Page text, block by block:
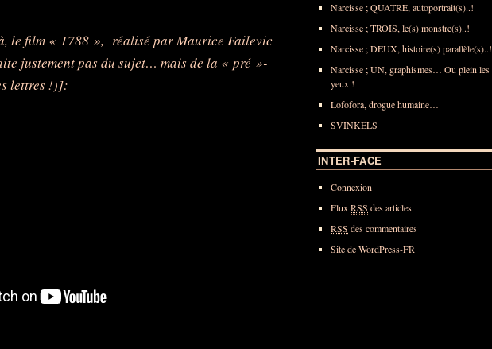
le film « 1788 », réalisé par Maurice Failevic
justement pas du sujet… mais de la « pré »-
lettres !)]:
Narcisse ; QUATRE, autoportrait(s)..!
Narcisse ; TROIS, le(s) monstre(s)..!
Narcisse ; DEUX, histoire(s) parallèle(s)..!
Narcisse ; UN, graphismes… Ou plein les
yeux !
Lofofora, drogue humaine…
SVINKELS
INTER-FACE
Connexion
Flux RSS des articles
RSS des commentaires
Site de WordPress-FR